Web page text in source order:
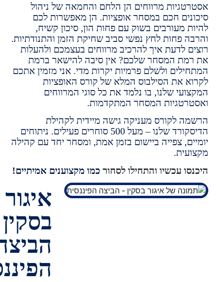
מרווחים הן הלחם והחמאה של ניהול
חכם במסחר אופציות. הן מאפשרות לכם
מעורבים בשוק עם פחות הון, סיכון קשיח,
פחות לחץ נפשי סביב שחיקת הזמן והתנודתיות.
לדעת איך להרכיב מרווחים בעצמכם ולהעלות
המסחר שלכם? אין סיבה להישאר ברמת
ולשלם פרמיות יקרות מדי. אני מזמין אתכם
את הסילבוס המלא של קורס האופציות
שלנו, בו נלמד את כל סוגי המרווחים
המסחר המתקדמות.
לקורס מעניקה גישה מיידית לקהילת
הדיסקורד שלנו – מעל 500 סוחרים פעילים. ניתוחים
צפייה ביישום בזמן אמת, ומסחר יחד עם קהילה
עכשיו והתחילו לסחורכמו מקצוענים אמיתיים!
איגור
בסקין -
הביצה
הפיננסית